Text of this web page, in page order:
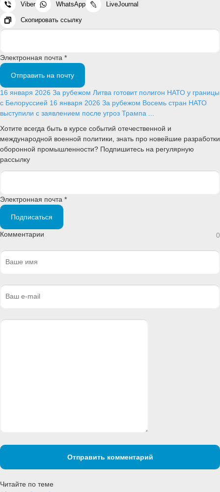
Viber WhatsApp LiveJournal
Скопировать ссылку
Электронная почта *
Отправить на почту
16 января 2026 За рубежом Литва готовит полигон НАТО у границы
с Белоруссией 16 января 2026 За рубежом Восемь стран НАТО
выступили с заявлением после угроз Трампа ...
Хотите всегда быть в курсе событий отечественной и
международной военной политики, знать про новейшие разработки
оборонной промышленности? Подпишитесь на регулярную
рассылку
Электронная почта *
Подписаться
Комментарии 0
Отправить комментарий
Читайте по теме